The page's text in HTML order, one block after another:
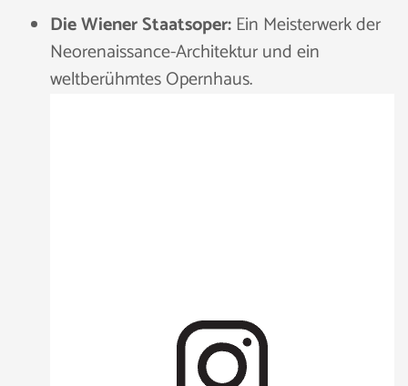
Die Wiener Staatsoper: Ein Meisterwerk der
Neorenaissance-Architektur und ein
weltberühmtes Opernhaus.